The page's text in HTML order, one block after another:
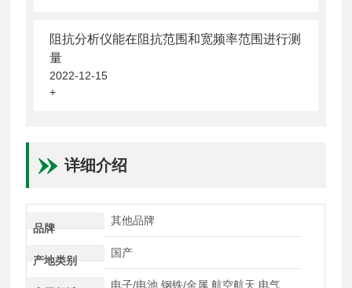
阻抗分析仪能在阻抗范围和宽频率范围进行测
量
2022-12-15
+
详细介绍
品牌
其他品牌
产地类别
国产
电子/电池,钢铁/金属,航空航天,电气